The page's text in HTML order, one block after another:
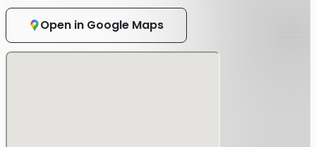
Open in Google Maps